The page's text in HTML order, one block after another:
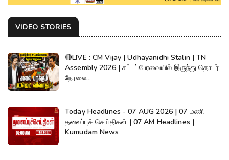
VIDEO STORIES
🔴LIVE : CM Vijay | Udhayanidhi Stalin | TN
Assembly 2026 | சட்டப்பேரவையில் இருந்து தொடர்
நேரலை..
Today Headlines - 07 AUG 2026 | 07 மணி
தலைப்புச் செய்திகள் | 07 AM Headlines |
Kumudam News